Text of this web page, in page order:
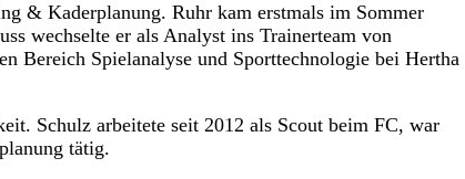
& Kaderplanung. Ruhr kam erstmals im Sommer
wechselte er als Analyst ins Trainerteam von
Bereich Spielanalyse und Sporttechnologie bei Hertha
Schulz arbeitete seit 2012 als Scout beim FC, war
tätig.